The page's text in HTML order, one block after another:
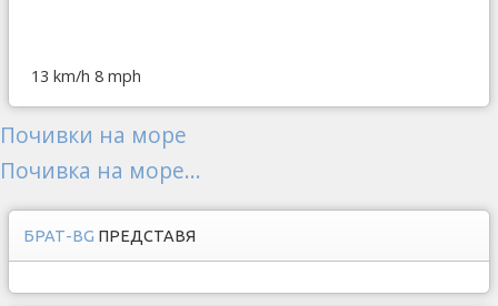
13 km/h 8 mph
Почивки на море
Почивка на море...
БРАТ-BG ПРЕДСТАВЯ